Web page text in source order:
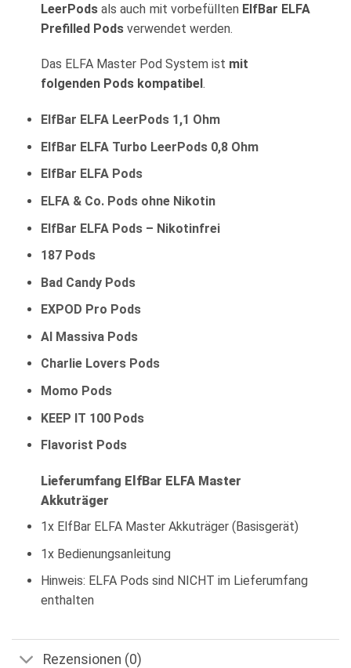
LeerPodsals auch mit vorbefüllten ElfBar ELFA
Prefilled Podsverwendet werden.
Das ELFA Master Pod System ist mit
folgenden Pods kompatibel .
ElfBar ELFA LeerPods 1,1 Ohm
ElfBar ELFA Turbo LeerPods 0,8 Ohm
ElfBar ELFA Pods
ELFA & Co. Pods ohne Nikotin
ElfBar ELFA Pods – Nikotinfrei
187 Pods
Bad Candy Pods
EXPOD Pro Pods
Al Massiva Pods
Charlie Lovers Pods
Momo Pods
KEEP IT 100 Pods
Flavorist Pods
Lieferumfang ElfBar ELFA Master
Akkuträger
1x ElfBar ELFA Master Akkuträger (Basisgerät)
1x Bedienungsanleitung
Hinweis: ELFA Pods sind NICHT im Lieferumfang
enthalten
Rezensionen (0)